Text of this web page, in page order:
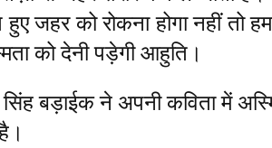
को रोकना होगा नहीं तो
को देनी पड़ेगी आहुति।
सिंह बड़ाईक ने अपनी कविता में